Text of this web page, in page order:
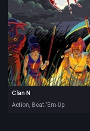
Clan N
Action, Beat-'Em-Up